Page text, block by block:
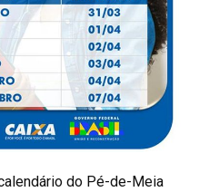
do Pé-de-Meia